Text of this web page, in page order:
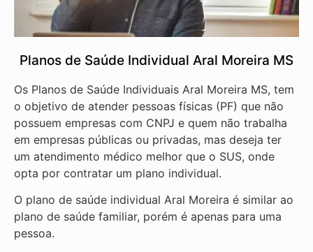
Planos de Saúde Individual Aral Moreira MS
Os Planos de Saúde Individuais Aral Moreira MS, tem
o objetivo de atender pessoas físicas (PF) que não
possuem empresas com CNPJ e quem não trabalha
em empresas públicas ou privadas, mas deseja ter
um atendimento médico melhor que o SUS, onde
opta por contratar um plano individual.
O plano de saúde individual Aral Moreira é similar ao
plano de saúde familiar, porém é apenas para uma
pessoa.